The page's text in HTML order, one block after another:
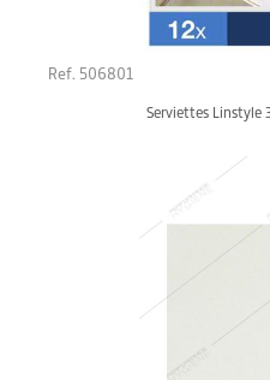
Ref. 506801
Serviettes Linstyle